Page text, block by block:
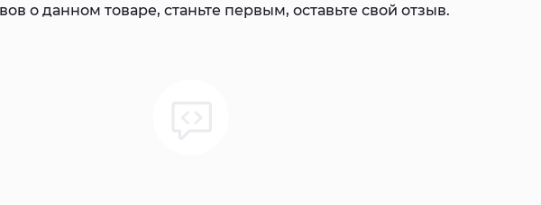
о данном товаре, станьте первым, оставьте свой отзыв.